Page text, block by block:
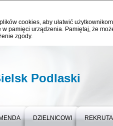
cookies, aby ułatwić
w pamięci urządzenia. Pamiętaj, że
zgody.
Podlaski
DZIELNICOWI